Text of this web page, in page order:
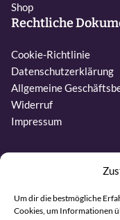
Um dir die bestmögliche
Cookies, um Informationen
Shop
Rechtliche
Cookie-Richtlinie
Datenschutzerklärung
Allgemeine
Widerruf
Impressum
Telefon:
+31 6 27437019